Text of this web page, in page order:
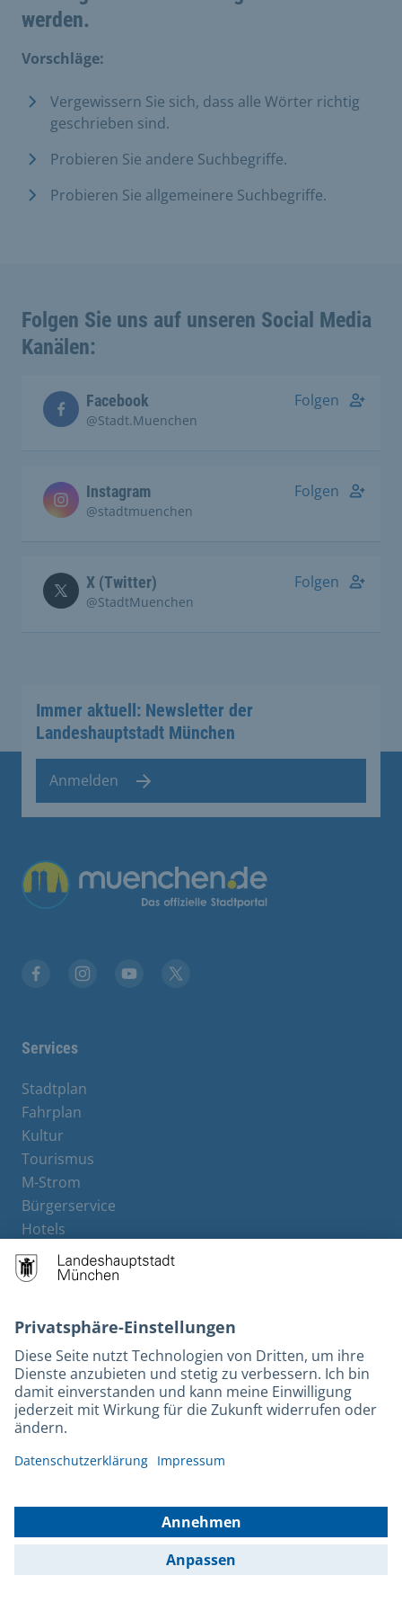
werden.
Vorschläge:
Vergewissern Sie sich, dass alle Wörter richtig
geschrieben sind.
Probieren Sie andere Suchbegriffe.
Probieren Sie allgemeinere Suchbegriffe.
Folgen Sie uns auf unseren Social Media
Kanälen:
Facebook
@Stadt.Muenchen
Folgen
Instagram
@stadtmuenchen
Folgen
X (Twitter)
@StadtMuenchen
Folgen
Immer aktuell: Newsletter der
Landeshauptstadt München
Anmelden
Übergreifende Links
Services
Stadtplan
Fahrplan
Kultur
Tourismus
M-Strom
Bürgerservice
Hotels
Barrierefreiheit
Leichte Sprache
Gebärdensprache
Datenschutz
Kontakt
© 2026 Portal München Betriebs GmbH & Co. KG - Ein Service der
Landeshauptstadt München und der Stadtwerke München GmbH